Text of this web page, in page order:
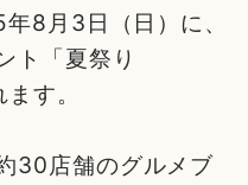
8月3日（日）に、
ト「夏祭り
す。
30店舗のグルメブ